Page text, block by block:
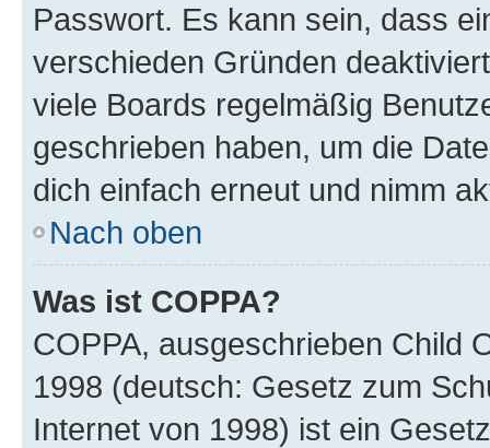
Passwort. Es kann sein, dass
verschieden Gründen
viele Boards regelmäßig
geschrieben haben, um die
dich einfach erneut und nimm
Nach oben
Was ist COPPA?
COPPA, ausgeschrieben Child
1998 (deutsch: Gesetz zum
Internet von 1998) ist ein